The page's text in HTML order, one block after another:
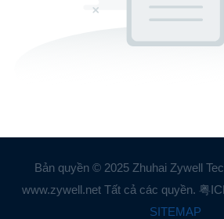
Bản quyền © 2025 Zhuhai Zywell
www.zywell.net Tất cả các quyền. 粤
SITEMAP